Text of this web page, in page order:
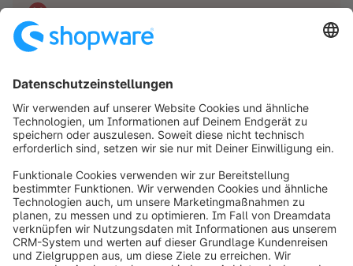
Technische Probleme
info@shopware.com